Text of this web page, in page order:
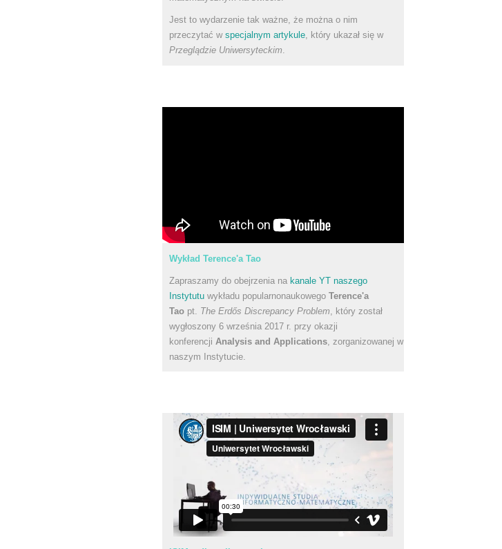
Jest to wydarzenie tak ważne, że można o nim
przeczytać w specjalnym artykule, który ukazał się w
Przeglądzie Uniwersyteckim.
Wykład Terence'a Tao
Zapraszamy do obejrzenia na kanale YT naszego
Instytutu wykładu popularnonaukowego Terence'a
Tao pt. The Erdős Discrepancy Problem , który został
wygłoszony 6 września 2017 r. przy okazji
konferencji Analysis and Applications , zorganizowanej w
naszym Instytucie.